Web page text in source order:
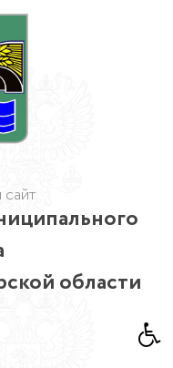
области